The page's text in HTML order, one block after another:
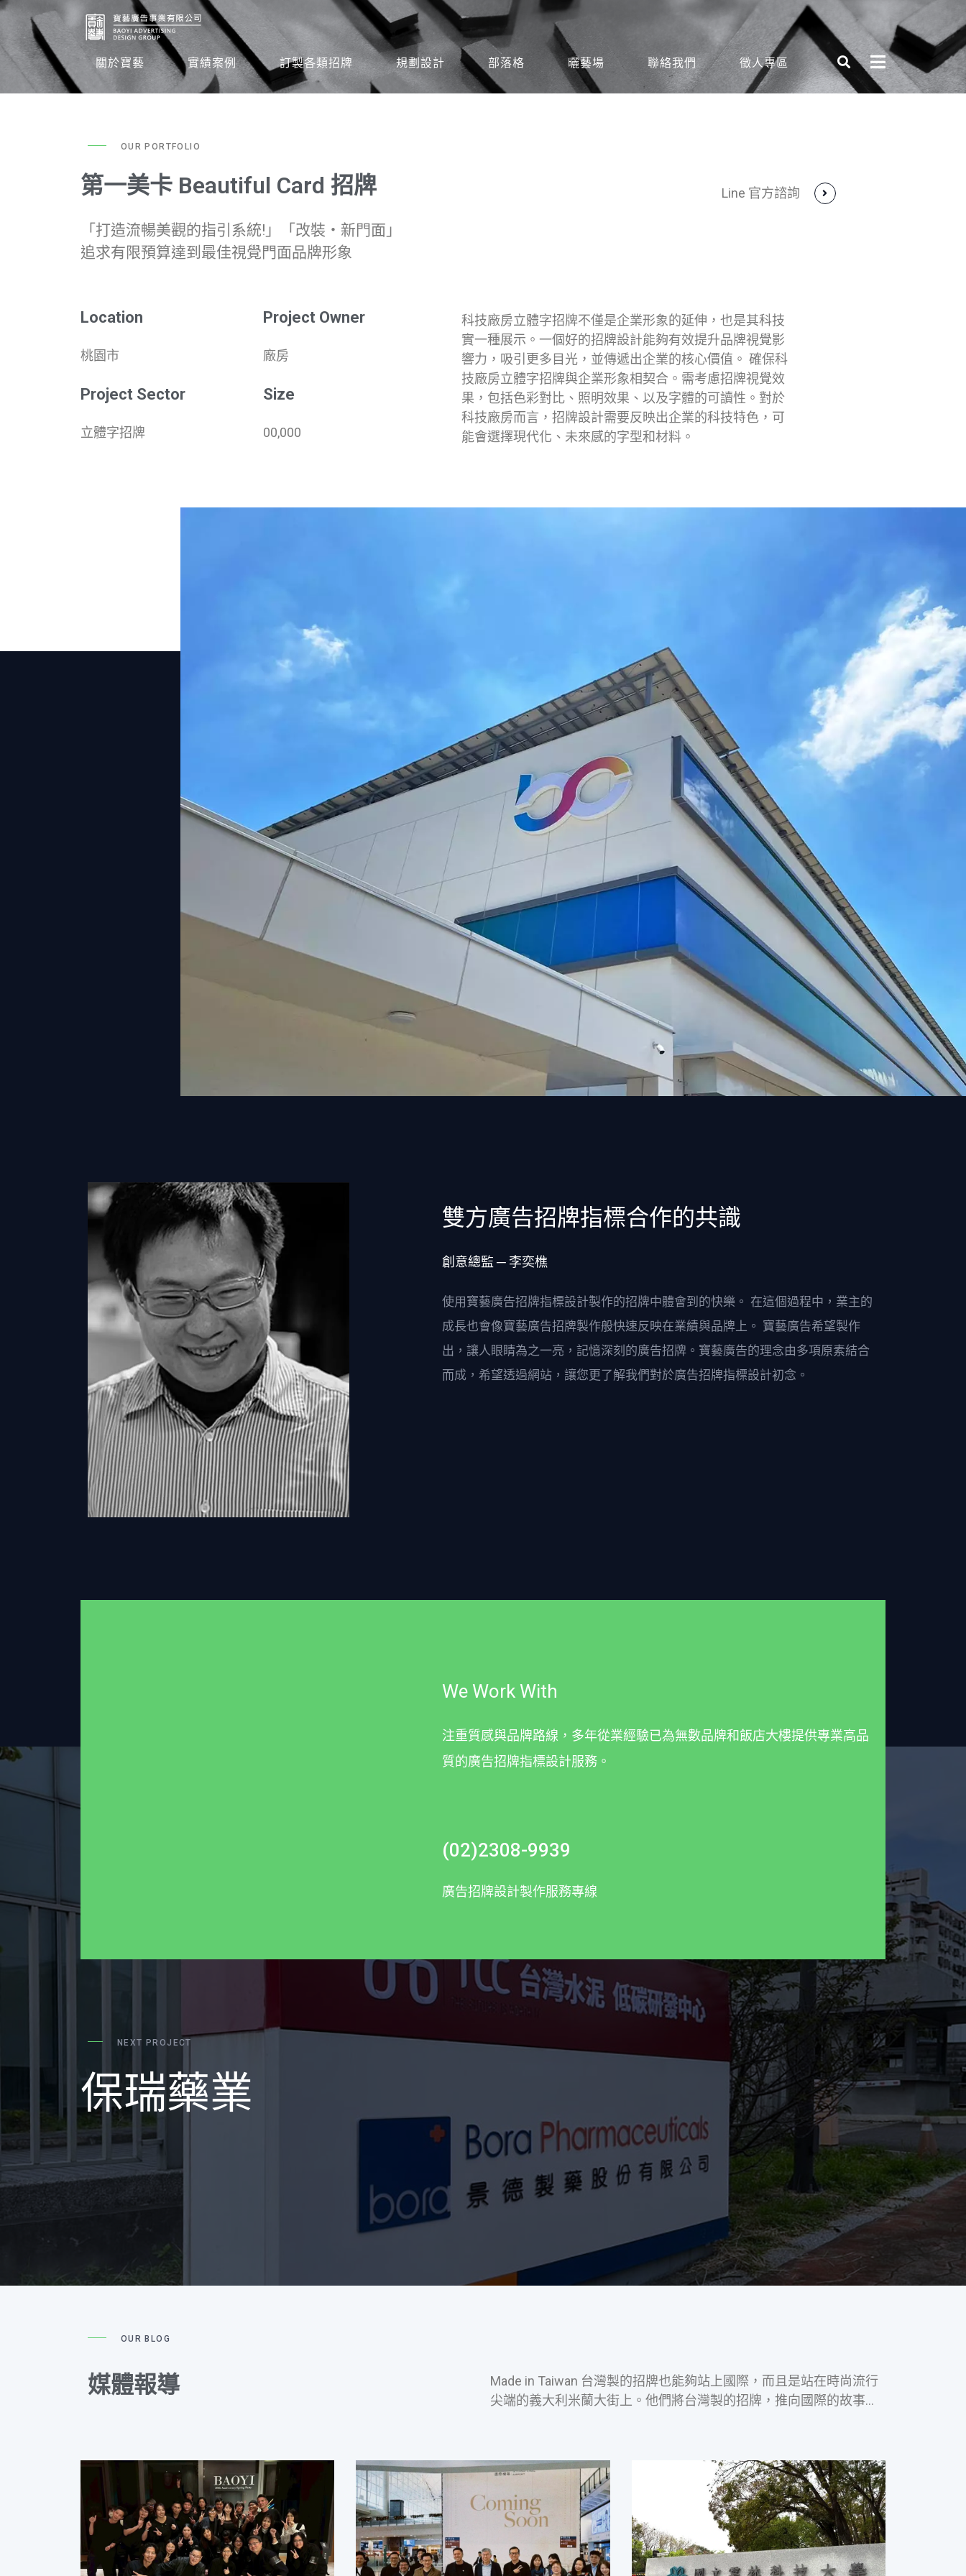
關於寶藝 實績案例 訂製各類招牌 規劃設計 部落格 曬藝場 聯絡我們 徵人專區
OUR PORTFOLIO
第一美卡 Beautiful Card 招牌
「打造流暢美觀的指引系統!」「改裝‧新門面」
追求有限預算達到最佳視覺門面品牌形象
Line 官方諮詢
Location
桃園市
Project Sector
立體字招牌
Project Owner
廠房
Size
00,000
科技廠房立體字招牌不僅是企業形象的延伸，也是其科技
實一種展示。一個好的招牌設計能夠有效提升品牌視覺影
響力，吸引更多目光，並傳遞出企業的核心價值。 確保科
技廠房立體字招牌與企業形象相契合。需考慮招牌視覺效
果，包括色彩對比、照明效果、以及字體的可讀性。對於
科技廠房而言，招牌設計需要反映出企業的科技特色，可
能會選擇現代化、未來感的字型和材料。
雙方廣告招牌指標合作的共識
創意總監 ─ 李奕樵
使用寶藝廣告招牌指標設計製作的招牌中體會到的快樂。 在這個過程中，業主的
成長也會像寶藝廣告招牌製作般快速反映在業績與品牌上。 寶藝廣告希望製作
出，讓人眼睛為之一亮，記憶深刻的廣告招牌。寶藝廣告的理念由多項原素結合
而成，希望透過網站，讓您更了解我們對於廣告招牌指標設計初念。
We Work With
注重質感與品牌路線，多年從業經驗已為無數品牌和飯店大樓提供專業高品
質的廣告招牌指標設計服務。
(02)2308-9939
廣告招牌設計製作服務專線
NEXT PROJECT
保瑞藥業
OUR BLOG
媒體報導
Made in Taiwan 台灣製的招牌也能夠站上國際，而且是站在時尚流行
尖端的義大利米蘭大街上。他們將台灣製的招牌，推向國際的故事…